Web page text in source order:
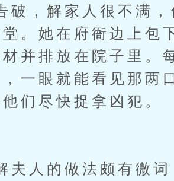
，解家人很不满，
。她在府衙边上包
并排放在院子里。
一眼就能看见那两
们尽快捉拿凶犯。
人的做法颇有微词